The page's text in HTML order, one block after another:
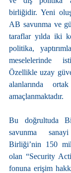
birliğidir. Yeni
AB savunma ve
taraflar yılda iki
politika,
meselelerinde
Özellikle uzay
alanlarında
amaçlanmaktadır.
Bu doğrultuda
savunma
Birliği’nin 150
olan “Security
fonuna erişim